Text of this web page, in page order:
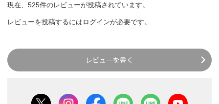
現在、525件のレビューが投稿されています。
レビューを投稿するにはログインが必要です。
レビューを書く